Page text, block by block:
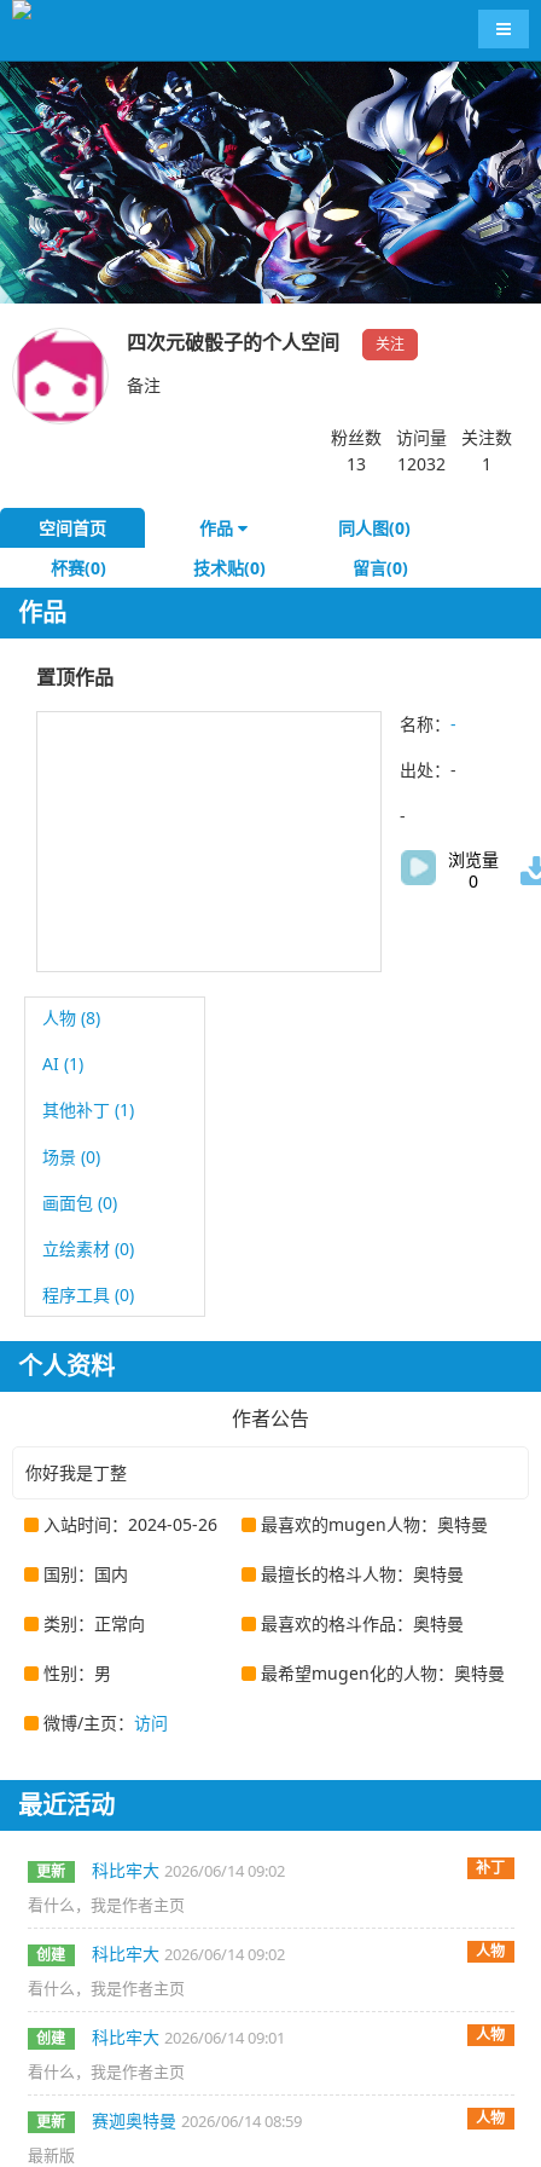
导航
四次元破骰子的个人空间 关注
备注
粉丝数
13
访问量
12032
关注数
1
空间首页 作品
同人图(0)
杯赛(0)
技术贴(0) 留言(0)
作品
置顶作品
名称： -
出处：-
-
浏览量
0
人物 (8)
AI (1)
其他补丁 (1)
场景 (0)
画面包 (0)
立绘素材 (0)
程序工具 (0)
个人资料
作者公告
你好我是丁整
入站时间：2024-05-26
国别：国内
类别：正常向
性别：男
微博/主页： 访问
最喜欢的mugen人物：奥特曼
最擅长的格斗人物：奥特曼
最喜欢的格斗作品：奥特曼
最希望mugen化的人物：奥特曼
最近活动
更新 科比牢大 2026/06/14 09:02 补丁
看什么，我是作者主页
创建 科比牢大 2026/06/14 09:02 人物
看什么，我是作者主页
创建 科比牢大 2026/06/14 09:01 人物
看什么，我是作者主页
更新 赛迦奥特曼 2026/06/14 08:59 人物
最新版